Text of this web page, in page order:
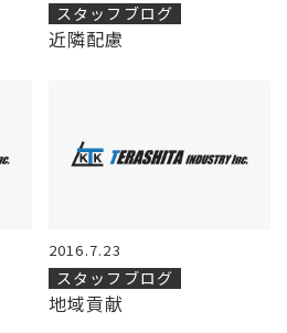
スタッフブログ
近隣配慮
2016.7.23
スタッフブログ
地域貢献